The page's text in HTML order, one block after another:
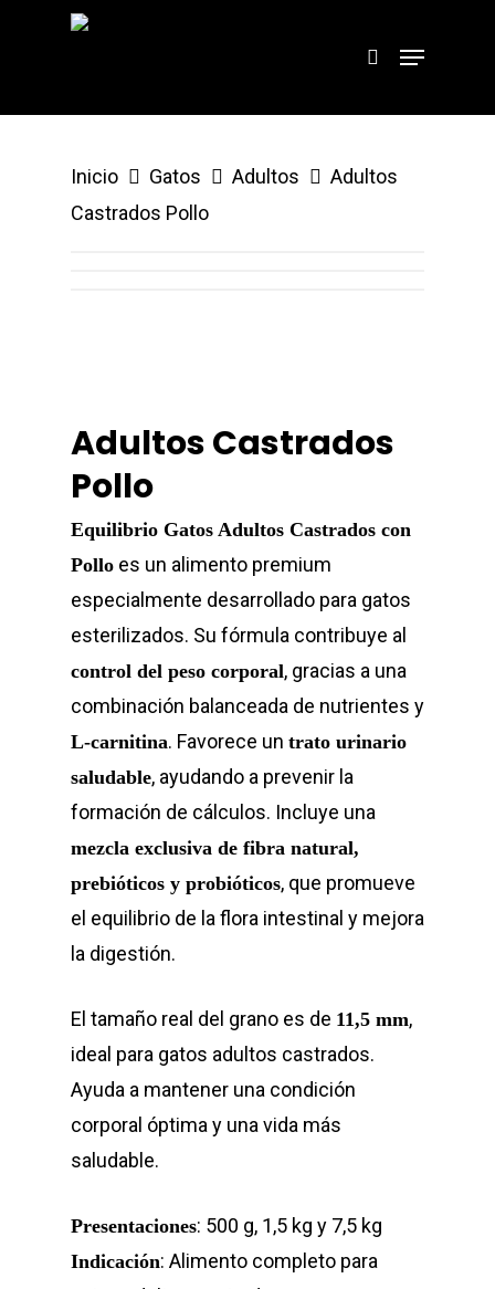
Inicio Gatos Adultos
Adultos
Castrados Pollo
Adultos Castrados
Pollo
Equilibrio Gatos Adultos Castrados con
Pollo es un alimento premium
especialmente desarrollado para gatos
esterilizados. Su fórmula contribuye al
control del peso corporal, gracias a una
combinación balanceada de nutrientes y
L-carnitina. Favorece un trato urinario
saludable, ayudando a prevenir la
formación de cálculos. Incluye una
mezcla exclusiva de fibra natural,
prebióticos y probióticos, que promueve
el equilibrio de la flora intestinal y mejora
la digestión.
El tamaño real del grano es de 11,5 mm,
ideal para gatos adultos castrados.
Ayuda a mantener una condición
corporal óptima y una vida más
saludable.
Presentaciones: 500 g, 1,5 kg y 7,5 kg
Indicación: Alimento completo para